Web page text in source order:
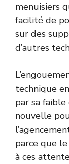
menuisiers
facilité de
sur des
d’autres
technique
par sa
nouvelle
parce que
à ces